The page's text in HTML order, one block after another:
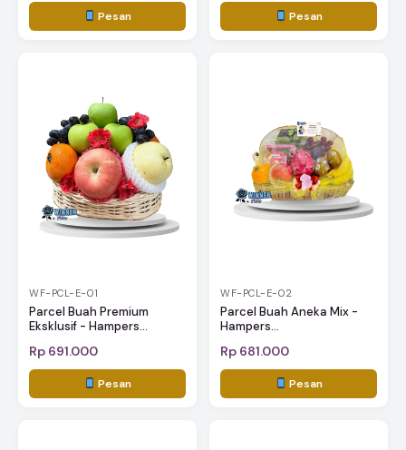
Pesan Pesan
WF-PCL-E-01
Parcel Buah Premium
Eksklusif - Hampers...
Rp 691.000
Pesan
WF-PCL-E-02
Parcel Buah Aneka Mix -
Hampers...
Rp 681.000
Pesan